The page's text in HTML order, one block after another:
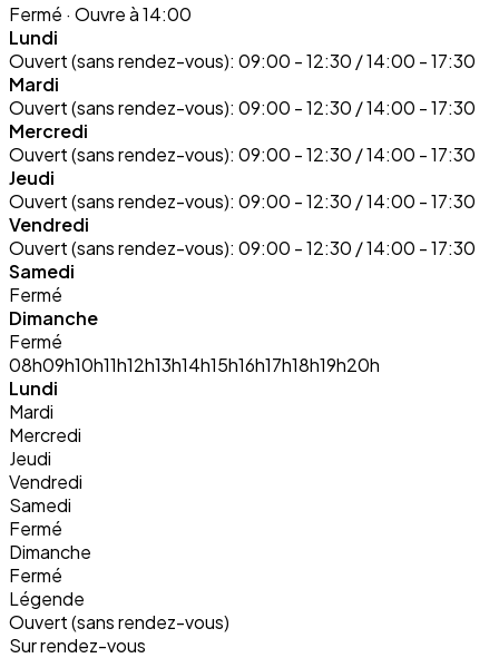
Fermé · Ouvre à 14:00
Lundi
Ouvert (sans rendez-vous): 09:00 - 12:30 / 14:00 - 17:30
Mardi
Ouvert (sans rendez-vous): 09:00 - 12:30 / 14:00 - 17:30
Mercredi
Ouvert (sans rendez-vous): 09:00 - 12:30 / 14:00 - 17:30
Jeudi
Ouvert (sans rendez-vous): 09:00 - 12:30 / 14:00 - 17:30
Vendredi
Ouvert (sans rendez-vous): 09:00 - 12:30 / 14:00 - 17:30
Samedi
Fermé
Dimanche
Fermé
08h09h10h11h12h13h14h15h16h17h18h19h20h
Lundi
Mardi
Mercredi
Jeudi
Vendredi
Samedi
Fermé
Dimanche
Fermé
Légende
Ouvert (sans rendez-vous)
Sur rendez-vous